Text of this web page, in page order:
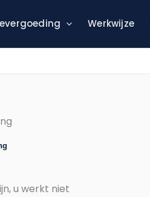
Werkwijze
u werkt niet